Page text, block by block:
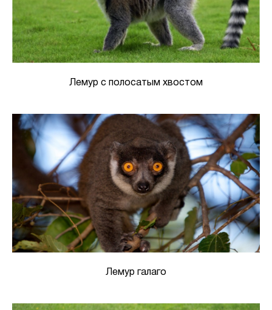
Лемур с полосатым хвостом
Лемур галаго